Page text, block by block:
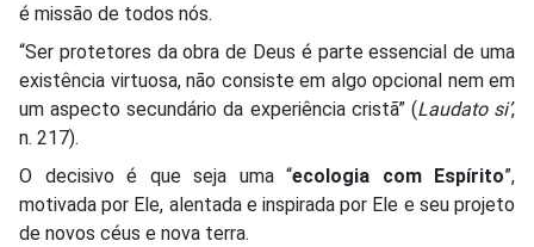
é missão de todos nós.
“Ser protetores da obra de Deus é parte essencial de uma
existência virtuosa, não consiste em algo opcional nem em
um aspecto secundário da experiência cristã” (Laudato si’,
n. 217).
O decisivo é que seja uma “ecologia com Espírito”,
motivada por Ele, alentada e inspirada por Ele e seu projeto
de novos céus e nova terra.